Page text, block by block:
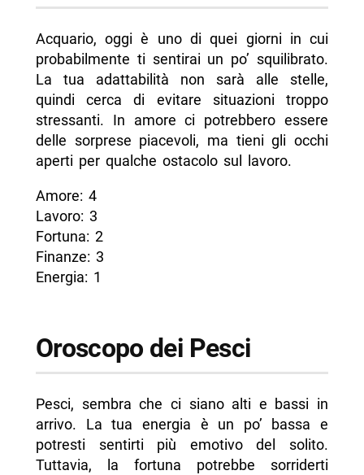
Acquario, oggi è uno di quei giorni in cui
probabilmente ti sentirai un po’ squilibrato.
La tua adattabilità non sarà alle stelle,
quindi cerca di evitare situazioni troppo
stressanti. In amore ci potrebbero essere
delle sorprese piacevoli, ma tieni gli occhi
aperti per qualche ostacolo sul lavoro.
Amore: 4
Lavoro: 3
Fortuna: 2
Finanze: 3
Energia: 1
Oroscopo dei Pesci
Pesci, sembra che ci siano alti e bassi in
arrivo. La tua energia è un po’ bassa e
potresti sentirti più emotivo del solito.
Tuttavia, la fortuna potrebbe sorriderti